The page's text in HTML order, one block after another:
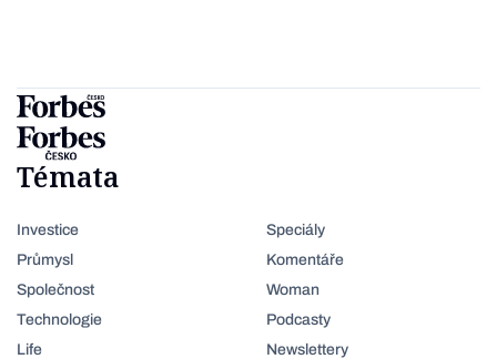
Témata
Investice
Průmysl
Společnost
Technologie
Life
Speciály
Komentáře
Woman
Podcasty
Newslettery